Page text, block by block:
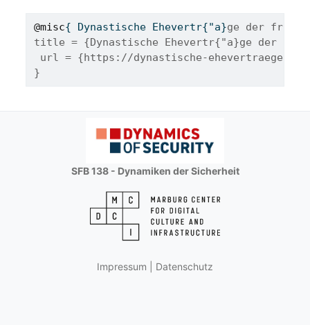
@misc{ Dynastische Ehevertr{"a}ge der
title = {Dynastische Ehevertr{"a}ge der
url = {https://dynastische-
}
SFB 138 - Dynamiken der Sicherheit
Impressum Datenschutz